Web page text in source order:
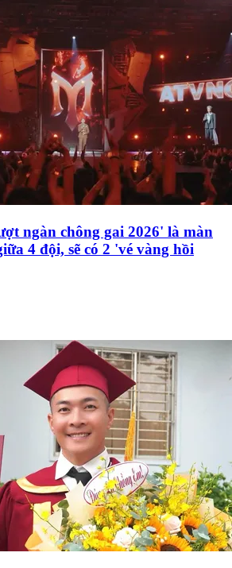
ngàn chông gai 2026' là màn
4 đội, sẽ có 2 'vé vàng hồi